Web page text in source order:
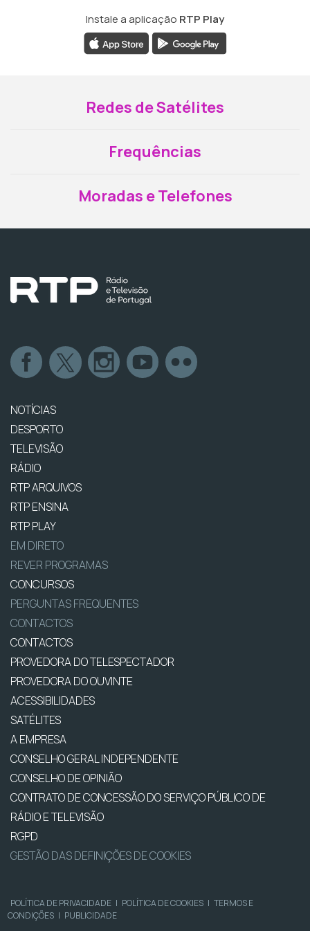
Instale a aplicação RTP Play
Redes de Satélites
Frequências
Moradas e Telefones
NOTÍCIAS
DESPORTO
TELEVISÃO
RÁDIO
RTP ARQUIVOS
RTP ENSINA
RTP PLAY
EM DIRETO
REVER PROGRAMAS
CONCURSOS
PERGUNTAS FREQUENTES
CONTACTOS
CONTACTOS
PROVEDORA DO TELESPECTADOR
PROVEDORA DO OUVINTE
ACESSIBILIDADES
SATÉLITES
A EMPRESA
CONSELHO GERAL INDEPENDENTE
CONSELHO DE OPINIÃO
CONTRATO DE CONCESSÃO DO SERVIÇO PÚBLICO DE
RÁDIO E TELEVISÃO
RGPD
GESTÃO DAS DEFINIÇÕES DE COOKIES
POLÍTICA DE PRIVACIDADE | POLÍTICA DE COOKIES | TERMOS E
CONDIÇÕES | PUBLICIDADE